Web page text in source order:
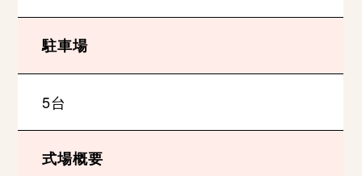
駐車場
5台
式場概要